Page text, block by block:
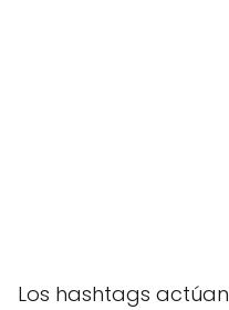
Los hashtags